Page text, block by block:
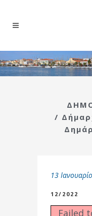
/
13
12/2022
Failed